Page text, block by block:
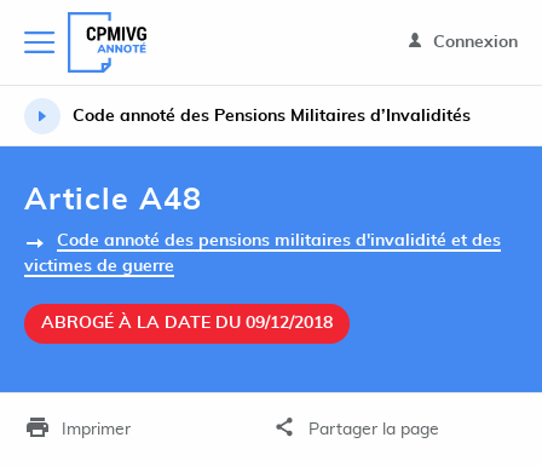
Connexion
Code annoté des Pensions Militaires d’Invalidités
Article A48
Code annoté des pensions militaires d'invalidité et des
victimes de guerre
ABROGÉ À LA DATE DU 09/12/2018
Imprimer Partager la page